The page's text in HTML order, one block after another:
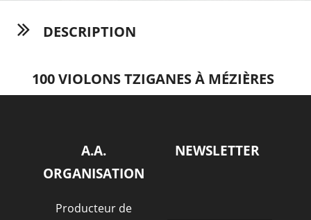
DESCRIPTION
100 VIOLONS TZIGANES À MÉZIÈRES
A.A.
ORGANISATION
Producteur de
NEWSLETTER